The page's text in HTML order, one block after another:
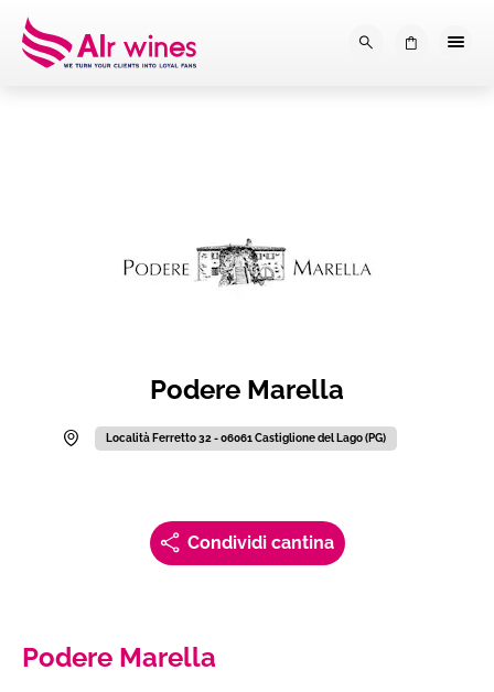
Dalla loro vendemmia, alla
Podere Marella
Località Ferretto 32 - 06061 Castiglione del Lago (PG)
Condividi cantina
Podere Marella